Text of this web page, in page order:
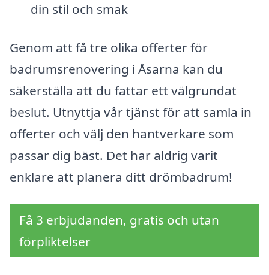
din stil och smak
Genom att få tre olika offerter för
badrumsrenovering i Åsarna kan du
säkerställa att du fattar ett välgrundat
beslut. Utnyttja vår tjänst för att samla in
offerter och välj den hantverkare som
passar dig bäst. Det har aldrig varit
enklare att planera ditt drömbadrum!
Få 3 erbjudanden, gratis och utan
förpliktelser